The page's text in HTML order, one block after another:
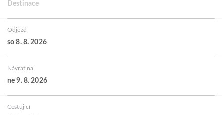
Destinace
Odjezd
so 8. 8. 2026
Návrat na
ne 9. 8. 2026
Cestující